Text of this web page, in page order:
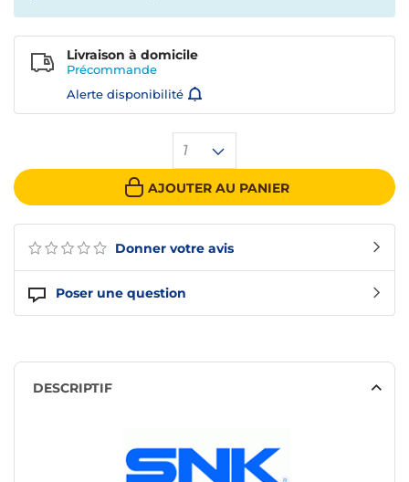
Donner votre avis
Poser une question
1
AJOUTER AU PANIER
Livraison à domicile
Précommande
Alerte disponibilité
DESCRIPTIF